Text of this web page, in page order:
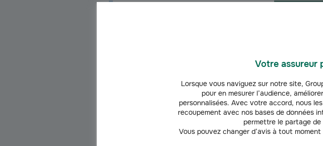
Votre assureur
Lorsque vous naviguez sur notre site,
pour en mesurer l’audience,
personnalisées. Avec votre accord, nous
recoupement avec nos bases de données
permettre le partage
Vous pouvez changer d’avis à tout